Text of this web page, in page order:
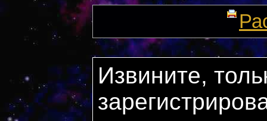
Извините,